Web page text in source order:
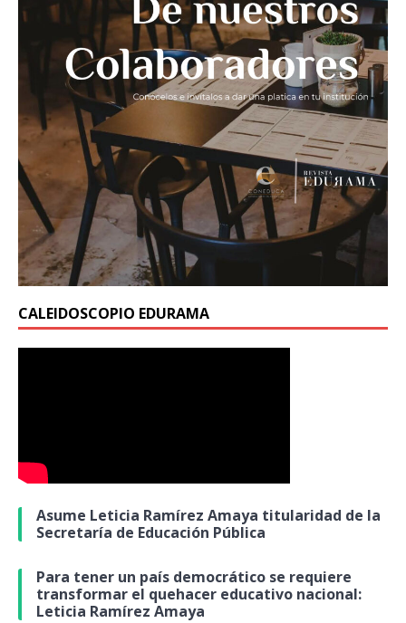
CALEIDOSCOPIO EDURAMA
Asume Leticia Ramírez Amaya titularidad de la
Secretaría de Educación Pública
Para tener un país democrático se requiere
transformar el quehacer educativo nacional:
Leticia Ramírez Amaya